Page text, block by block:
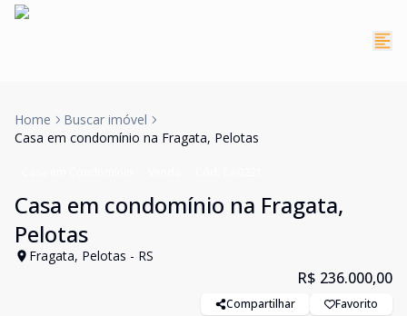
Home
Buscar imóvel
Casa em condomínio na Fragata, Pelotas
Casa em condomínio na Fragata,
Pelotas
Fragata, Pelotas - RS
R$ 236.000,00
Compartilhar Favorito